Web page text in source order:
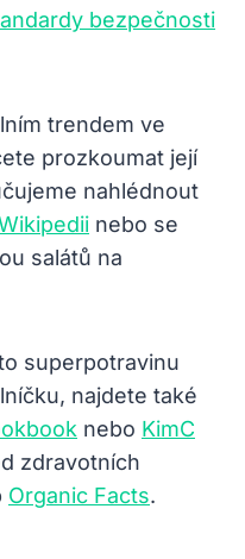
bezpečnosti
trendem ve
prozkoumat její
nahlédnout
nebo se
salátů na
superpotravinu
najdete také
nebo KimC
zdravotních
Organic Facts.